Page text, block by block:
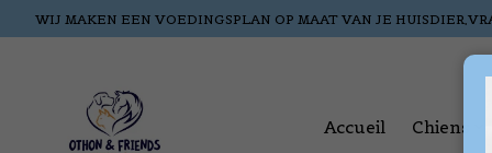
WIJ MAKEN EEN VOEDINGSPLAN OP MAAT VAN JE
Accueil Chiens